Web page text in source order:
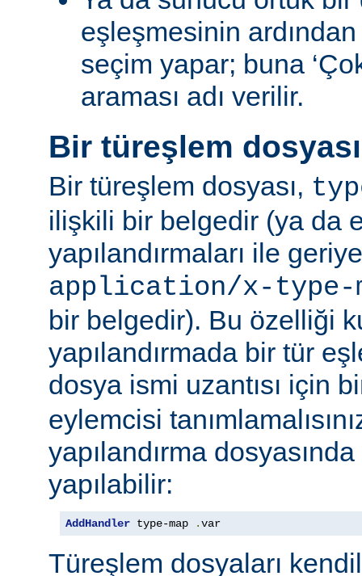
eşleşmesinin
seçim yapar; buna
araması adı verilir.
Bir türeşlem
Bir türeşlem dosyası,
ilişkili bir belgedir (ya da
yapılandırmaları ile
application/x-type-
bir belgedir). Bu özelliği
yapılandırmada bir tür
dosya ismi uzantısı için
eylemcisi
yapılandırma
yapılabilir:
AddHandler type-map .var
Türeşlem dosyaları